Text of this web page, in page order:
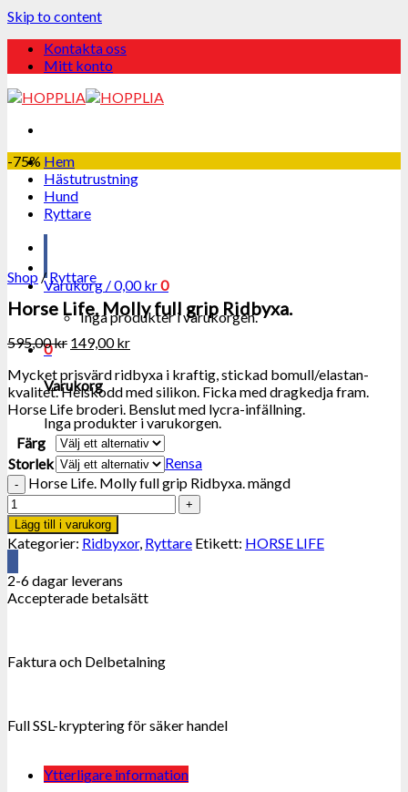
Skip to content
Kontakta oss
Mitt konto
Hem
Hästutrustning
Hund
Ryttare
Varukorg /0,00kr0
Inga produkter i varukorgen.
0
Varukorg
Inga produkter i varukorgen.
-75%
Shop / Ryttare
Horse Life. Molly full grip Ridbyxa.
595,00kr 149,00kr
Mycket prisvärd ridbyxa i kraftig, stickad bomull/elastan-
kvalitet. Helskodd med silikon. Ficka med dragkedja fram.
Horse Life broderi. Benslut med lycra-infällning.
Färg
Storlek
Rensa
Horse Life. Molly full grip Ridbyxa. mängd
Lägg till i varukorg
Kategorier: Ridbyxor, Ryttare Etikett: HORSE LIFE
2-6 dagar leverans
Accepterade betalsätt
Faktura och Delbetalning
Full SSL-kryptering för säker handel
Ytterligare information